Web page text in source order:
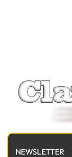
NEWSLETTER